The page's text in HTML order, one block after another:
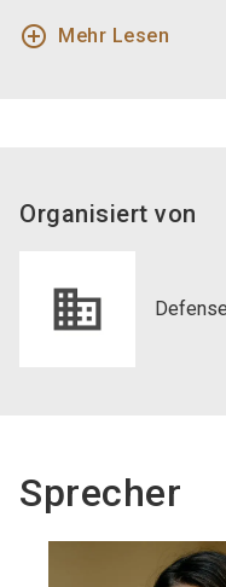
add_circle_outline Mehr Lesen
Organisiert von
Sprecher